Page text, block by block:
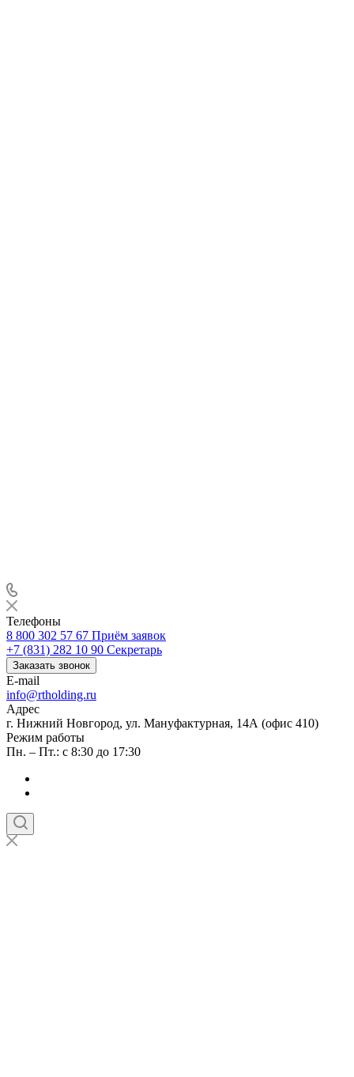
Телефоны
8 800 302 57 67 Приём заявок
+7 (831) 282 10 90 Секретарь
Заказать звонок
E-mail
info@rtholding.ru
Адрес
г. Нижний Новгород, ул. Мануфактурная, 14А (офис 410)
Режим работы
Пн. – Пт.: с 8:30 до 17:30